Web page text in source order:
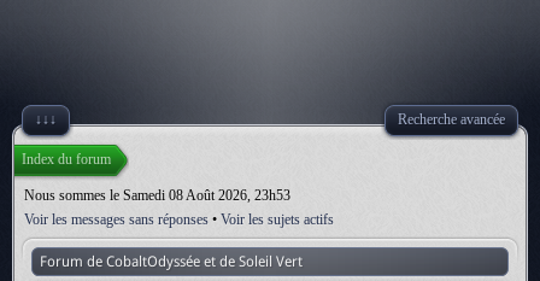
↓↓↓ Recherche avancée
Index du forum
Nous sommes le Samedi 08 Août 2026, 23h53
Voir les messages sans réponses • Voir les sujets actifs
Forum de CobaltOdyssée et de Soleil Vert